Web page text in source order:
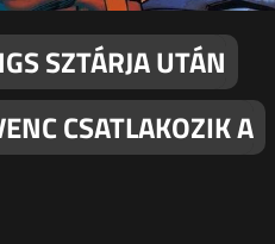
SZTÁRJA UTÁN
CSATLAKOZIK A